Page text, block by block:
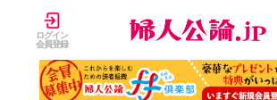
ログイン
会員登録